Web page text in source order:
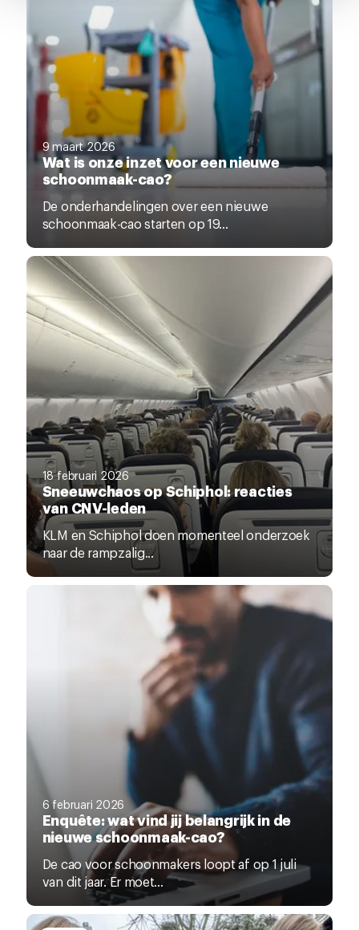
9 maart 2026
Wat is onze inzet voor een nieuwe
schoonmaak-cao?
De onderhandelingen over een nieuwe
schoonmaak-cao starten op 19...
18 februari 2026
Sneeuwchaos op Schiphol: reacties
van CNV-leden
KLM en Schiphol doen momenteel onderzoek
naar de rampzalig...
6 februari 2026
Enquête: wat vind jij belangrijk in de
nieuwe schoonmaak-cao?
De cao voor schoonmakers loopt af op 1 juli
van dit jaar. Er moet...